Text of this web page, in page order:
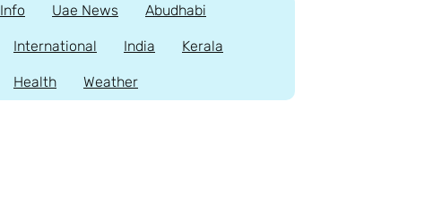
Info Uae News Abudhabi
International India Kerala
Health Weather